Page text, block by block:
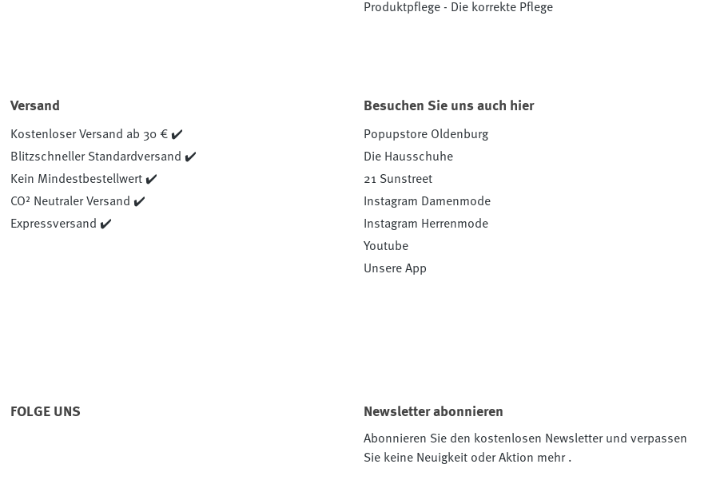
Produktpflege - Die korrekte Pflege
Versand
Kostenloser Versand ab 30 € ✔️
Blitzschneller Standardversand ✔️
Kein Mindestbestellwert ✔️
CO² Neutraler Versand ✔️
Expressversand ✔️
Besuchen Sie uns auch hier
Popupstore Oldenburg
Die Hausschuhe
21 Sunstreet
Instagram Damenmode
Instagram Herrenmode
Youtube
Unsere App
FOLGE UNS Newsletter abonnieren
Abonnieren Sie den kostenlosen Newsletter und verpassen
Sie keine Neuigkeit oder Aktion mehr .